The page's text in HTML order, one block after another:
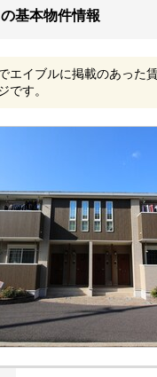
基本物件情報
エイブルに掲載のあった
です。